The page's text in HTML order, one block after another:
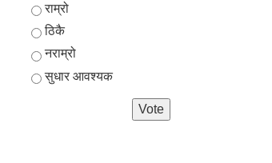
Choices
राम्रो
ठिकै
नराम्रो
सुधार आवश्यक